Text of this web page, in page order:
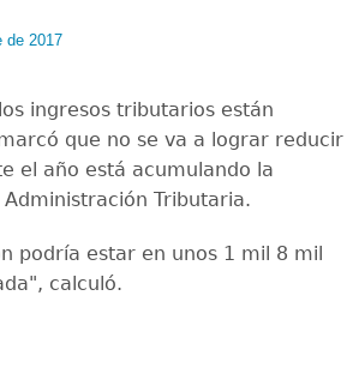
de 2017
ingresos tributarios están
que no se va a lograr reducir
el año está acumulando la
Tributaria.
podría estar en unos 1 mil 8 mil
calculó.